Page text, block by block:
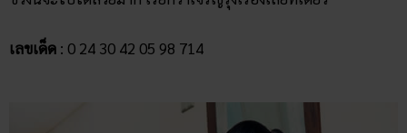
เลขเด็ด : 0 24 30 42 05 98 714